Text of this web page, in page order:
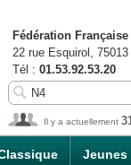
Jeunes
Fédération
22 rue Esquirol,
Tél : 01.53.92.53.20
Il y a actuellement